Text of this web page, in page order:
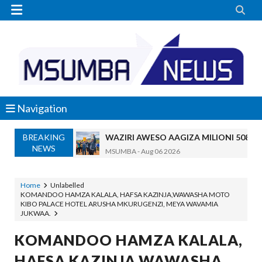
 
Navigation
BREAKING
NEWS
WMA YAWAFUNDISHA WATOTO
MSUMBA-Aug 06 2026
NAIBU KATIBU MKUU UJENZI
-
Alex Sonna- Aug 06 2026
NAIBU WAZIRI MAHUNDI ASHIRIKI
Home
Unlabelled
KOMANDOO HAMZA KALALA, HAFSA KAZINJA,WAWASHA MOTO
KIBO PALACE HOTEL ARUSHA MKURUGENZI, MEYA WAVAMIA
JUKWAA.
KOMANDOO HAMZA KALALA,